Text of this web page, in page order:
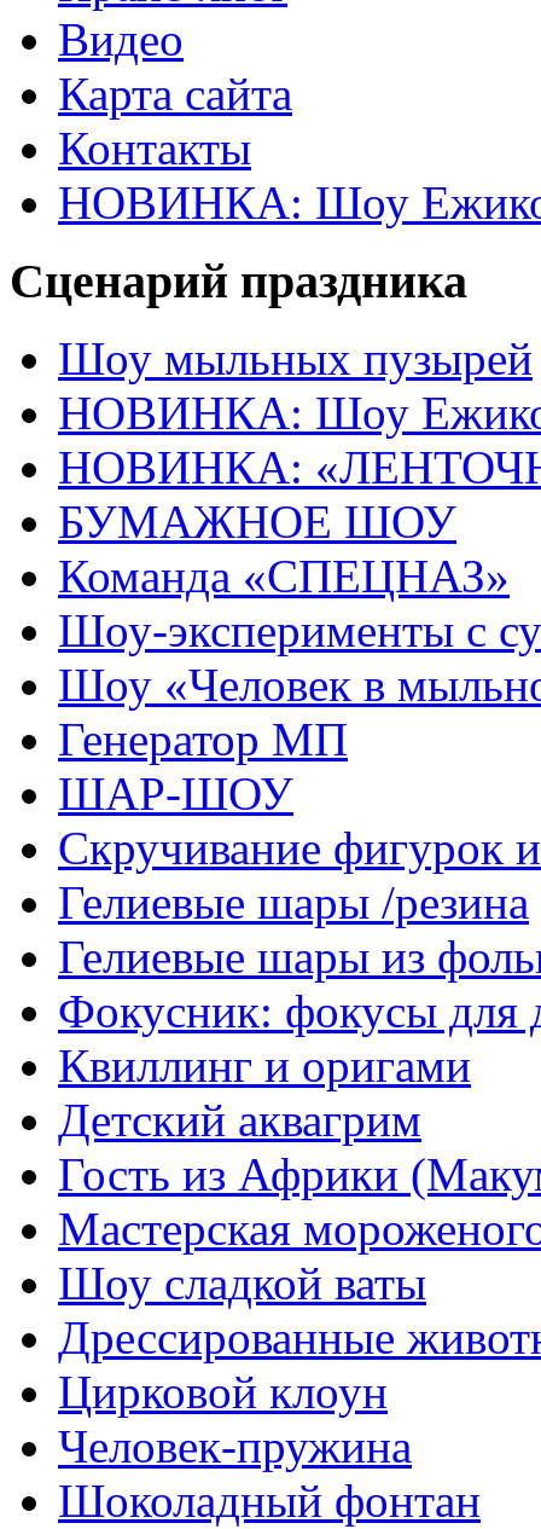
Видео
Карта сайта
Контакты
НОВИНКА: Шоу
Сценарий праздника
Шоу мыльных пузырей
НОВИНКА: Шоу
НОВИНКА:
БУМАЖНОЕ ШОУ
Команда «СПЕЦНАЗ»
Шоу-эксперименты с
Шоу «Человек в
Генератор МП
ШАР-ШОУ
Скручивание
Гелиевые шары /резина
Гелиевые шары из
Фокусник: фокусы для
Квиллинг и оригами
Детский аквагрим
Гость из Африки
Мастерская
Шоу сладкой ваты
Дрессированные
Цирковой клоун
Человек-пружина
Шоколадный фонтан